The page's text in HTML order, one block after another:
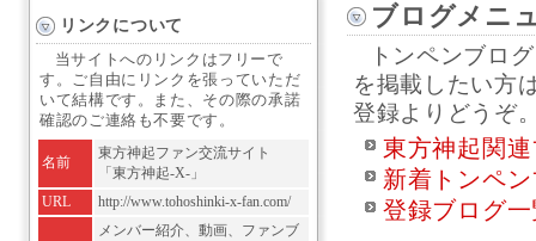
ブログメニ
トンペンブロ
を掲載したい方
登録よりどうぞ
東方神起関
新着トンペ
登録ブログ
リンクについて
当サイトへのリンクはフリーで
す。ご自由にリンクを張っていただ
いて結構です。また、その際の承諾
確認のご連絡も不要です。
名前
東方神起ファン交流サイト
「東方神起-X-」
URL
http://www.tohoshinki-x-fan.com/
メンバー紹介、動画、ファンブ